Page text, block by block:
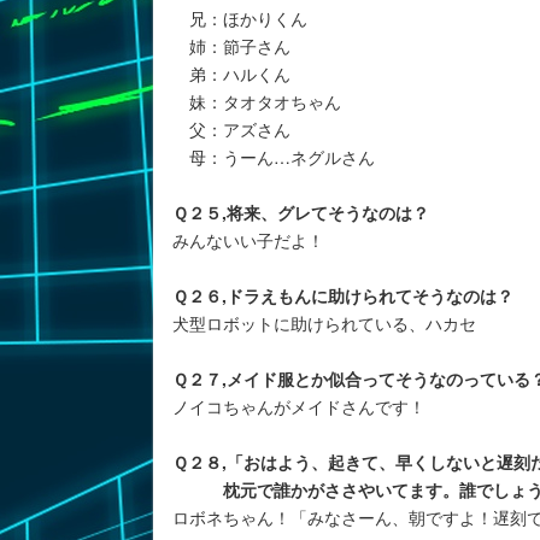
兄：ほかりくん
姉：節子さん
弟：ハルくん
妹：タオタオちゃん
父：アズさん
母：うーん…ネグルさん
Ｑ２５,将来、グレてそうなのは？
みんないい子だよ！
Ｑ２６,ドラえもんに助けられてそうなのは？
犬型ロボットに助けられている、ハカセ
Ｑ２７,メイド服とか似合ってそうなのっている
ノイコちゃんがメイドさんです！
Ｑ２８,「おはよう、起きて、早くしないと遅刻
枕元で誰かがささやいてます。誰でしょ
ロボネちゃん！「みなさーん、朝ですよ！遅刻